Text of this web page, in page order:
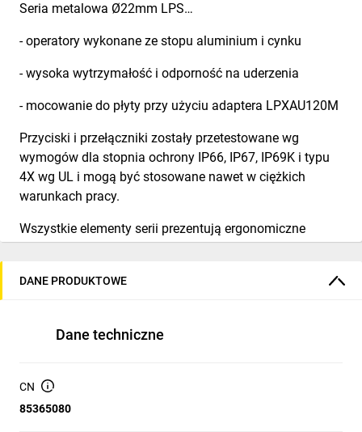
Seria metalowa Ø22mm LPS…
- operatory wykonane ze stopu aluminium i cynku
- wysoka wytrzymałość i odporność na uderzenia
- mocowanie do płyty przy użyciu adaptera LPXAU120M
Przyciski i przełączniki zostały przetestowane wg
wymogów dla stopnia ochrony IP66, IP67, IP69K i typu
4X wg UL i mogą być stosowane nawet w ciężkich
warunkach pracy.
Wszystkie elementy serii prezentują ergonomiczne
wykonanie i jednocześnie dbałość o szczegóły.
Wysoka trwałość mechaniczna operatorów. Wysoka
operacji, a przyciskom do zatrzymania awaryjnego
Materiały odporne na oleje i rozpuszczalniki
węglowodorowe.
DANE PRODUKTOWE
Dane techniczne
CN
85365080